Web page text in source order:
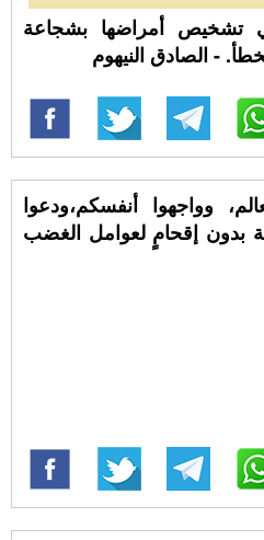
تشخيص أمراضها بشجاعة
- الصادق النيهوم
وواجهوا أنفسكم،ودعوا
بدون إقحامٍ لعوامل الغضب